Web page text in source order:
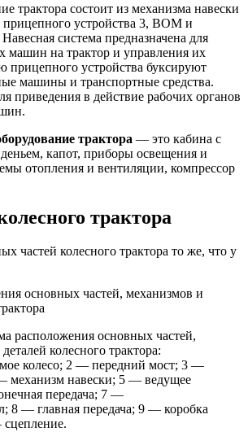
трактора состоит из механизма навески
прицепного устройства 3, ВОМ и
система предназначена для
машин на трактор и управления их
устройства буксируют
машины и транспортные средства.
приведения в действие рабочих органов
трактора — это кабина с
капот, приборы освещения и
отопления и вентиляции, компрессор
трактора
частей колесного трактора то же, что у
расположения основных частей,
колесного трактора:
колесо; 2 — передний мост; 3 —
механизм навески; 5 — ведущее
передача; 7 —
8 — главная передача; 9 — коробка